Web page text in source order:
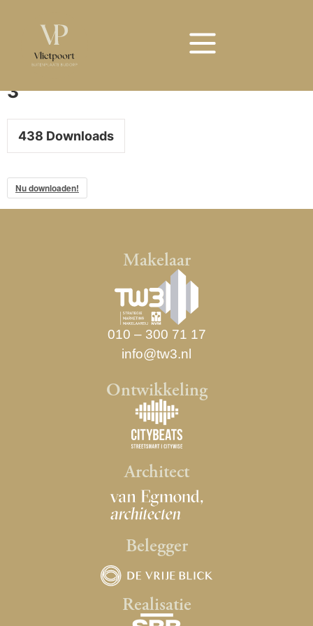
Bouwnummer 3
Bouwnummer
3
438 Downloads
Nu downloaden!
Makelaar
010 – 300 71 17
info@tw3.nl
Ontwikkeling
Architect
Belegger
Realisatie